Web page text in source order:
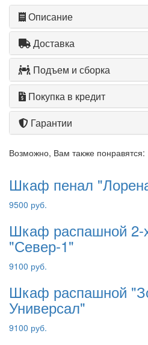
Описание
Доставка
Подъем и сборка
Покупка в кредит
Гарантии
Возможно, Вам также понравятся:
Шкаф пенал
9500 руб.
Шкаф распашной 2-
"Север-1"
9100 руб.
Шкаф распашной
Универсал"
9100 руб.